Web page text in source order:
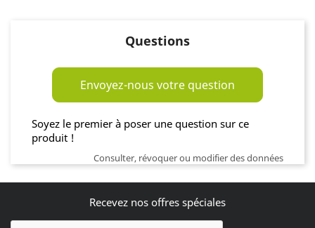
Questions
Envoyez-nous votre question
Soyez le premier à poser une question sur ce
produit !
Consulter, révoquer ou modifier des données
Recevez nos offres spéciales